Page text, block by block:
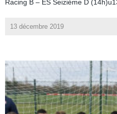
Racing B – ES Seizième D
13 décembre 2019